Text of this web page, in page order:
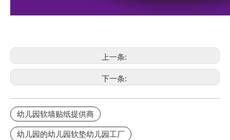
上一条:
下一条:
幼儿园软墙贴纸提供商
幼儿园的幼儿园软垫幼儿园工厂